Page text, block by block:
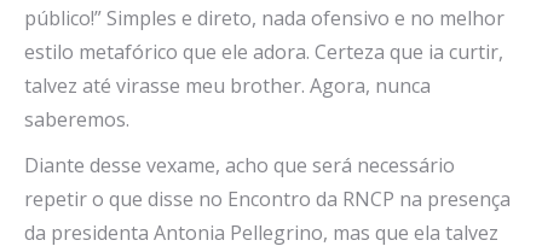
público!” Simples e direto, nada ofensivo e no melhor
estilo metafórico que ele adora. Certeza que ia curtir,
talvez até virasse meu brother. Agora, nunca
saberemos.
Diante desse vexame, acho que será necessário
repetir o que disse no Encontro da RNCP na presença
da presidenta Antonia Pellegrino, mas que ela talvez